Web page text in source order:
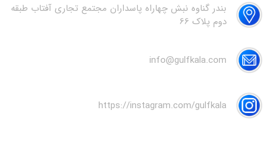
بندر گناوه نبش چهاراه پاسداران مجتمع تجاری آفتاب طبقه
دوم پلاک 66
info@gulfkala.com
https://instagram.com/gulfkala